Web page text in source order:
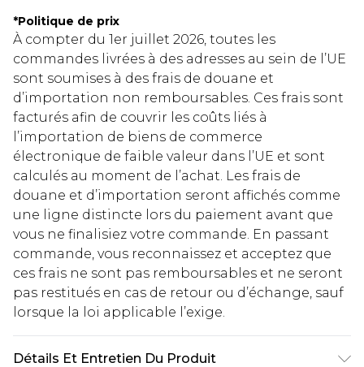
*Politique de prix
À compter du 1er juillet 2026, toutes les
commandes livrées à des adresses au sein de l’UE
sont soumises à des frais de douane et
d’importation non remboursables. Ces frais sont
facturés afin de couvrir les coûts liés à
l’importation de biens de commerce
électronique de faible valeur dans l’UE et sont
calculés au moment de l’achat. Les frais de
douane et d’importation seront affichés comme
une ligne distincte lors du paiement avant que
vous ne finalisiez votre commande. En passant
commande, vous reconnaissez et acceptez que
ces frais ne sont pas remboursables et ne seront
pas restitués en cas de retour ou d’échange, sauf
lorsque la loi applicable l’exige.
Détails Et Entretien Du Produit